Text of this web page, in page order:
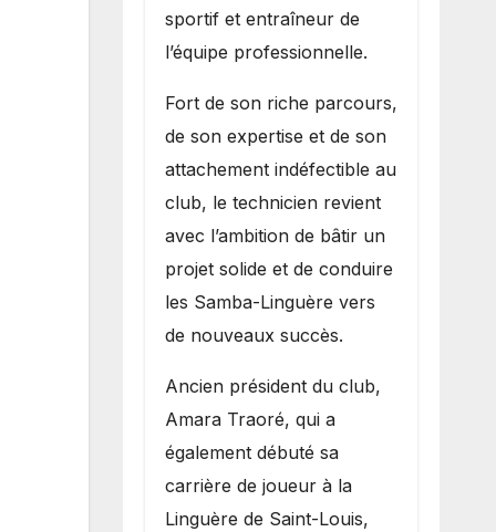
sportif et entraîneur de
l’équipe professionnelle.
Fort de son riche parcours,
de son expertise et de son
attachement indéfectible au
club, le technicien revient
avec l’ambition de bâtir un
projet solide et de conduire
les Samba-Linguère vers
de nouveaux succès.
Ancien président du club,
Amara Traoré, qui a
également débuté sa
carrière de joueur à la
Linguère de Saint-Louis,